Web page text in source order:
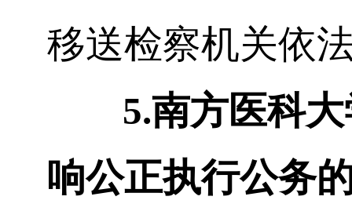
移送检察机关依
5.南方医科
响公正执行公务